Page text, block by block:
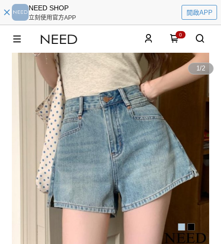
NEED SHOP
立刻使用官方APP
開啟APP
0
1/2